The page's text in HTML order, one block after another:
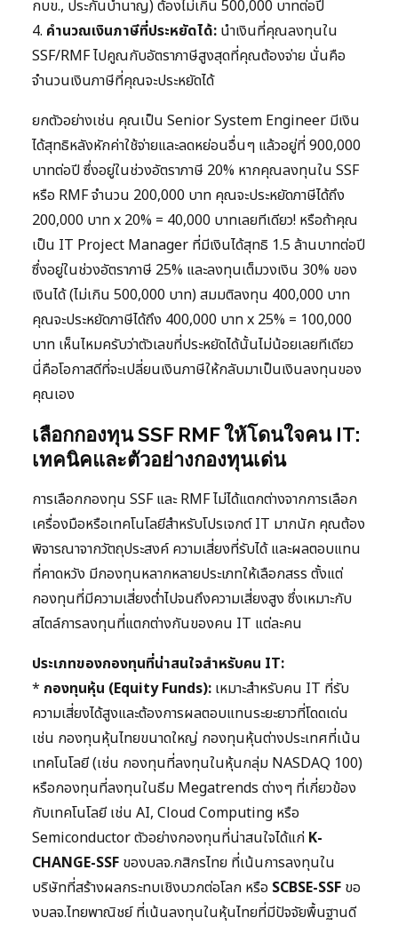
กบข., ประกันบำนาญ) ต้องไม่เกิน 500,000 บาทต่อปี
4. คำนวณเงินภาษีที่ประหยัดได้: นำเงินที่คุณลงทุนใน
SSF/RMF ไปคูณกับอัตราภาษีสูงสุดที่คุณต้องจ่าย นั่นคือ
จำนวนเงินภาษีที่คุณจะประหยัดได้
ยกตัวอย่างเช่น คุณเป็น Senior System Engineer มีเงิน
ได้สุทธิหลังหักค่าใช้จ่ายและลดหย่อนอื่นๆ แล้วอยู่ที่ 900,000
บาทต่อปี ซึ่งอยู่ในช่วงอัตราภาษี 20% หากคุณลงทุนใน SSF
หรือ RMF จำนวน 200,000 บาท คุณจะประหยัดภาษีได้ถึง
200,000 บาท x 20% = 40,000 บาทเลยทีเดียว! หรือถ้าคุณ
เป็น IT Project Manager ที่มีเงินได้สุทธิ 1.5 ล้านบาทต่อปี
ซึ่งอยู่ในช่วงอัตราภาษี 25% และลงทุนเต็มวงเงิน 30% ของ
เงินได้ (ไม่เกิน 500,000 บาท) สมมติลงทุน 400,000 บาท
คุณจะประหยัดภาษีได้ถึง 400,000 บาท x 25% = 100,000
บาท เห็นไหมครับว่าตัวเลขที่ประหยัดได้นั้นไม่น้อยเลยทีเดียว
นี่คือโอกาสดีที่จะเปลี่ยนเงินภาษีให้กลับมาเป็นเงินลงทุนของ
คุณเอง
เลือกกองทุน SSF RMF ให้โดนใจคน IT:
เทคนิคและตัวอย่างกองทุนเด่น
การเลือกกองทุน SSF และ RMF ไม่ได้แตกต่างจากการเลือก
เครื่องมือหรือเทคโนโลยีสำหรับโปรเจกต์ IT มากนัก คุณต้อง
พิจารณาจากวัตถุประสงค์ ความเสี่ยงที่รับได้ และผลตอบแทน
ที่คาดหวัง มีกองทุนหลากหลายประเภทให้เลือกสรร ตั้งแต่
กองทุนที่มีความเสี่ยงต่ำไปจนถึงความเสี่ยงสูง ซึ่งเหมาะกับ
สไตล์การลงทุนที่แตกต่างกันของคน IT แต่ละคน
ประเภทของกองทุนที่น่าสนใจสำหรับคน IT:
* กองทุนหุ้น (Equity Funds): เหมาะสำหรับคน IT ที่รับ
ความเสี่ยงได้สูงและต้องการผลตอบแทนระยะยาวที่โดดเด่น
เช่น กองทุนหุ้นไทยขนาดใหญ่ กองทุนหุ้นต่างประเทศที่เน้น
เทคโนโลยี (เช่น กองทุนที่ลงทุนในหุ้นกลุ่ม NASDAQ 100)
หรือกองทุนที่ลงทุนในธีม Megatrends ต่างๆ ที่เกี่ยวข้อง
กับเทคโนโลยี เช่น AI, Cloud Computing หรือ
Semiconductor ตัวอย่างกองทุนที่น่าสนใจได้แก่ K-
CHANGE-SSF ของบลจ.กสิกรไทย ที่เน้นการลงทุนใน
บริษัทที่สร้างผลกระทบเชิงบวกต่อโลก หรือ SCBSE-SSF ขอ
งบลจ.ไทยพาณิชย์ ที่เน้นลงทุนในหุ้นไทยที่มีปัจจัยพื้นฐานดี